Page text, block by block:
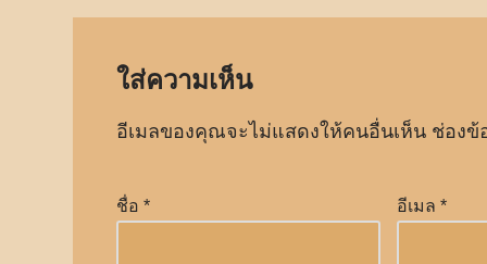
ใส่ความเห็น
อีเมลของคุณจะไม่แสดงให้คนอื่นเห็น ช่องข้
ชื่อ * อีเมล *